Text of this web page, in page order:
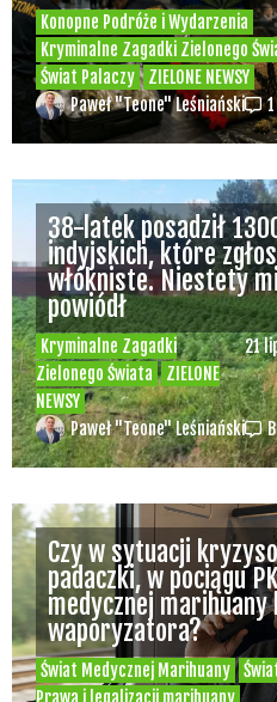
Konopne Podróże i Wydarzenia
Kryminalne Zagadki Zielonego
Świat Palaczy
ZIELONE NEWSY
Paweł "Teone" Leśniański 1
Kryminalne Zagadki
Zielonego Świata
ZIELONE
NEWSY
21
38-latek posadził
indyjskich, które
włókniste. Niestety
powiódł
Paweł "Teone" Leśniański
Świat Medycznej Marihuany
Prawa i legalizacji marihuany
Czy w sytuacji
padaczki, w pociągu
medycznej
waporyzatora?